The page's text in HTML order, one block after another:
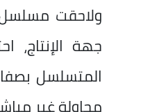
ولاحقت مسلسل
جهة الإنتاج،
المتسلسل